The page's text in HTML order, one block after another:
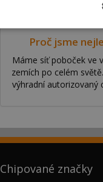
Proč jsme
Máme síť poboček ve
zemích po celém
výhradní autorizovaný
Chipované značky